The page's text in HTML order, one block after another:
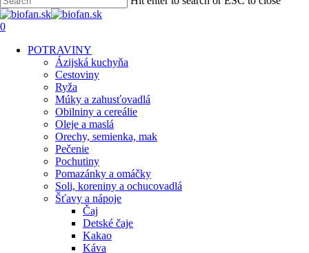
Close
Search
search
0
POTRAVINY
Ázijská kuchyňa
Cestoviny
Ryža
Múky a zahusťovadlá
Obilniny a cereálie
Oleje a maslá
Orechy, semienka, mak
Pečenie
Pochutiny
Pomazánky a omáčky
Soli, koreniny a ochucovadlá
Šťavy a nápoje
Čaj
Detské čaje
Kakao
Káva